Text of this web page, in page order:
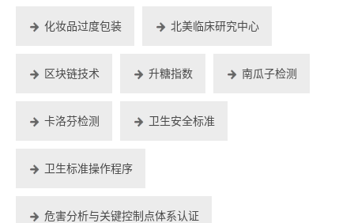
化妆品过度包装 北美临床研究中心
区块链技术 升糖指数 南瓜子检测
卡洛芬检测 卫生安全标准
卫生标准操作程序
危害分析与关键控制点体系认证